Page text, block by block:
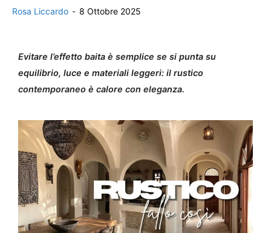
Rosa Liccardo - 8 Ottobre 2025
Evitare l’effetto baita è semplice se si punta su
equilibrio, luce e materiali leggeri: il rustico
contemporaneo è calore con eleganza.